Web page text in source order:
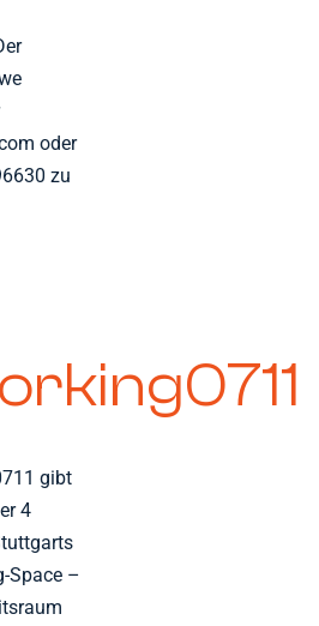
oder
zu
gibt
4
Space –